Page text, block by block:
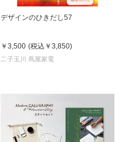
デザインのひきだし57
￥3,500 (税込 ￥3,850)
二子玉川 蔦屋家電